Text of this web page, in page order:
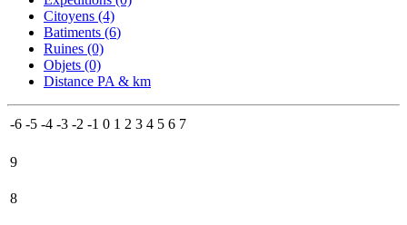
Citoyens (4)
Batiments (6)
Ruines (0)
Objets (0)
Distance PA & km
-6 -5 -4 -3 -2 -1 0 1 2 3 4 5 6 7
9
8